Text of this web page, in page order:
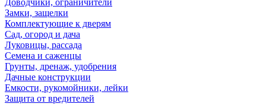
Доводчики, ограничители
Замки, защелки
Комплектующие к дверям
Сад, огород и дача
Луковицы, рассада
Семена и саженцы
Грунты, дренаж, удобрения
Дачные конструкции
Емкости, рукомойники, лейки
Защита от вредителей